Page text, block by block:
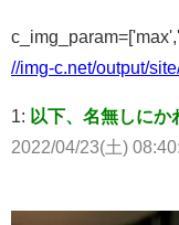
//img-c.net/output/
1: 以下、名無しに
2022/04/23(土)